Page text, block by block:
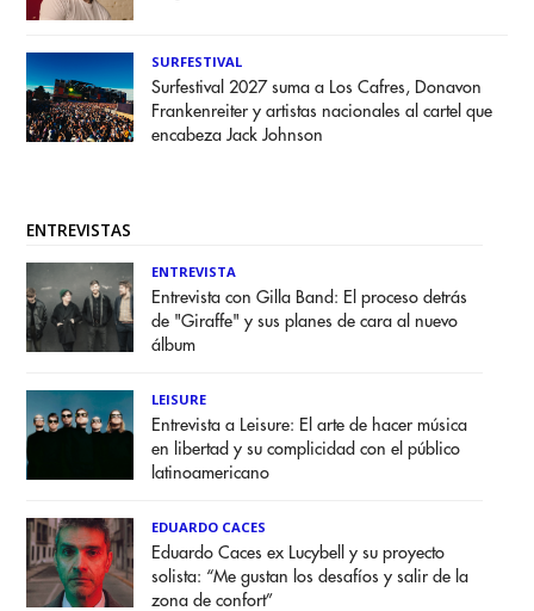
SURFESTIVAL
Surfestival 2027 suma a Los Cafres, Donavon
Frankenreiter y artistas nacionales al cartel que
encabeza Jack Johnson
ENTREVISTAS
ENTREVISTA
Entrevista con Gilla Band: El proceso detrás
de "Giraffe" y sus planes de cara al nuevo
álbum
LEISURE
Entrevista a Leisure: El arte de hacer música
en libertad y su complicidad con el público
latinoamericano
EDUARDO CACES
Eduardo Caces ex Lucybell y su proyecto
solista: “Me gustan los desafíos y salir de la
zona de confort”